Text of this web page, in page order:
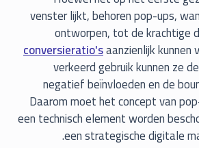
venster lijkt, behoren pop-ups,
ontworpen, tot de krachtige
conversieratio'saanzienlijk kunnen
verkeerd gebruik kunnen ze
negatief beïnvloeden en de
Daarom moet het concept van
een technisch element worden
een strategische digitale